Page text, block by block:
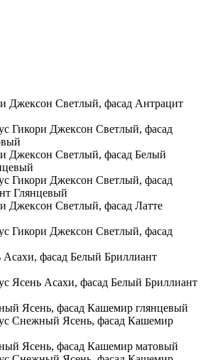
Гикори Джексон Светлый, фасад
Гикори Джексон Светлый, фасад
Глянцевый
Гикори Джексон Светлый, фасад
Ясень Асахи, фасад Белый Бриллиант
Снежный Ясень, фасад Кашемир